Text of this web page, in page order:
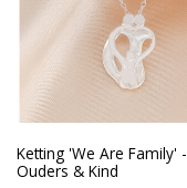
Ketting 'We Are Family' -
Ouders & Kind